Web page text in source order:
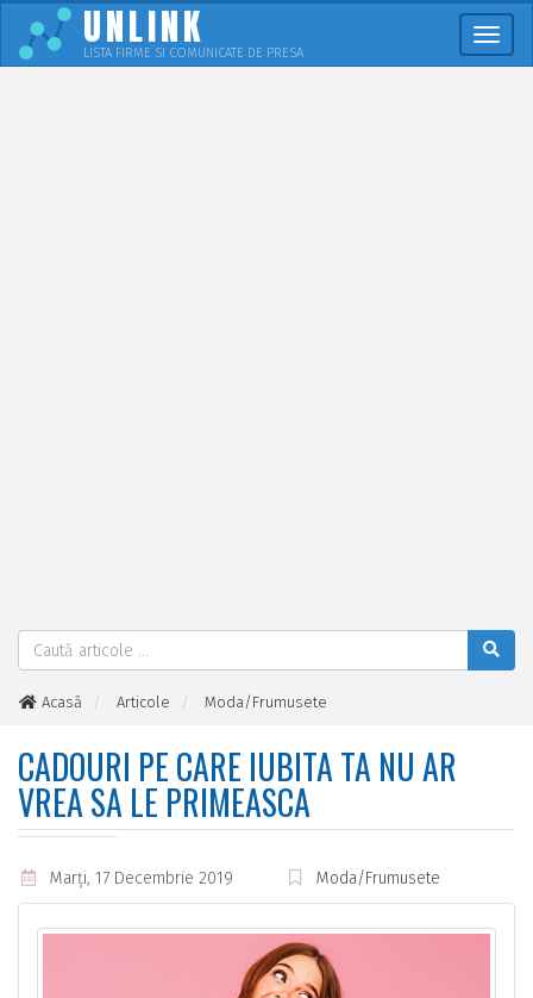
UNLINK
LISTA FIRME SI COMUNICATE DE PRESA
Acasă Articole
Moda/Frumusete
CADOURI PE CARE IUBITA TA NU AR
VREA SA LE PRIMEASCA
Marţi, 17 Decembrie 2019 Moda/Frumusete